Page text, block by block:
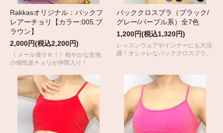
Rakkasオリジナル：バックフ
レアーチョリ【カラー:005.ブ
ラウン】
2,000円(税込2,200円)
《 メール便ＯＫ！》軽やかな生地
の個性派チョリが仲間入り！
バッククロスブラ（ブラック/
グレー/パープル系）全7色
1,200円(税込1,320円)
レッスンウェアやインナーにも大活
躍！オシャレなバッククロスブラ。